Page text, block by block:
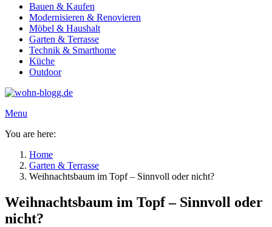
Bauen & Kaufen
Modernisieren & Renovieren
Möbel & Haushalt
Garten & Terrasse
Technik & Smarthome
Küche
Outdoor
Menu
You are here:
Home
Garten & Terrasse
Weihnachtsbaum im Topf – Sinnvoll oder nicht?
Weihnachtsbaum im Topf – Sinnvoll oder
nicht?